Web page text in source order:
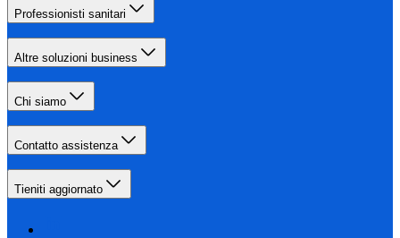
Professionisti sanitari
Altre soluzioni business
Chi siamo
Contatto assistenza
Tieniti aggiornato